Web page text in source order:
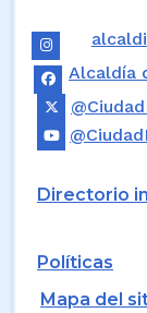
Alcaldía
Directorio
Políticas
Mapa del